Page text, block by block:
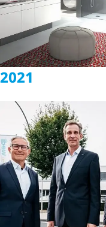
wedi – met
voor de nieuwe
badkamer
2021